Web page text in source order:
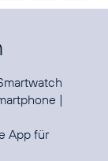
|
App für